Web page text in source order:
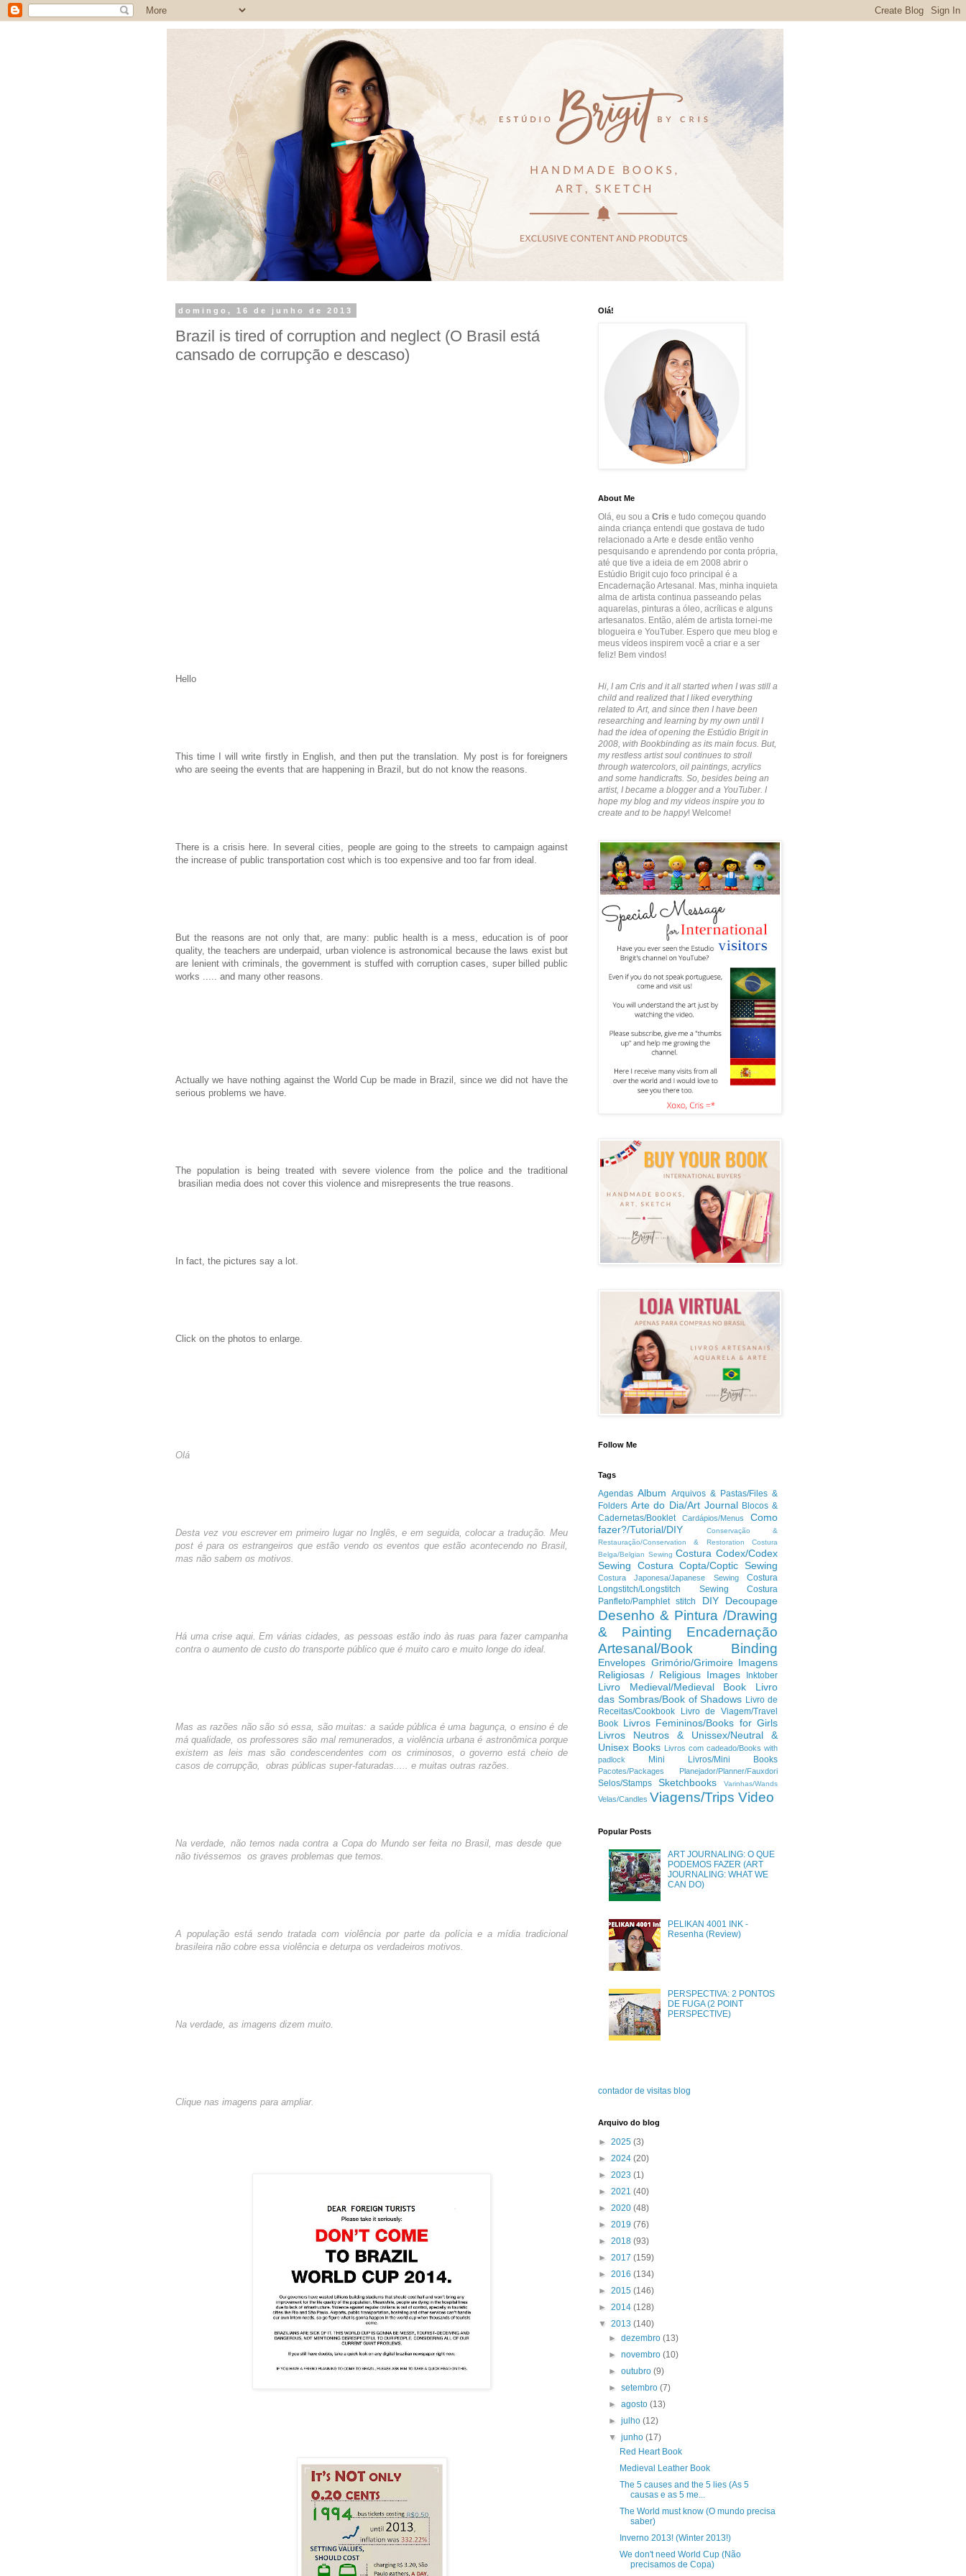
domingo, 16 de junho de 2013
Brazil is tired of corruption and neglect (O Brasil está
cansado de corrupção e descaso)
Hello
This time I will write firstly in English, and then put the translation. My post is for foreigners
who are seeing the events that are happening in Brazil, but do not know the reasons.
There is a crisis here. In several cities, people are going to the streets to campaign against
the increase of public transportation cost which is too expensive and too far from ideal.
But the reasons are not only that, are many: public health is a mess, education is of poor
quality, the teachers are underpaid, urban violence is astronomical because the laws exist but
are lenient with criminals, the government is stuffed with corruption cases, super billed public
works ..... and many other reasons.
Actually we have nothing against the World Cup be made in Brazil, since we did not have the
serious problems we have.
The population is being treated with severe violence from the police and the traditional
brasilian media does not cover this violence and misrepresents the true reasons.
In fact, the pictures say a lot.
Click on the photos to enlarge.
Olá
Desta vez vou escrever em primeiro lugar no Inglês, e em seguida, colocar a tradução. Meu
post é para os estrangeiros que estão vendo os eventos que estão acontecendo no Brasil,
mas não sabem os motivos.
Há uma crise aqui. Em várias cidades, as pessoas estão indo às ruas para fazer campanha
contra o aumento de custo do transporte público que é muito caro e muito longe do ideal.
Mas as razões não são só essa, são muitas: a saúde pública é uma bagunça, o ensino é de
má qualidade, os professores são mal remunerados, a violência urbana é astronômica porque
existem as leis mas são condescendentes com os criminosos, o governo está cheio de
casos de corrupção, obras públicas super-faturadas ..... e muitas outras razões.
Na verdade, não temos nada contra a Copa do Mundo ser feita no Brasil, mas desde que
não tivéssemos os graves problemas que temos.
A população está sendo tratada com violência por parte da polícia e a mídia tradicional
brasileira não cobre essa violência e deturpa os verdadeiros motivos.
Na verdade, as imagens dizem muito.
Clique nas imagens para ampliar.
Olá!
About Me
Olá, eu sou a Cris e tudo começou quando
ainda criança entendi que gostava de tudo
relacionado a Arte e desde então venho
pesquisando e aprendendo por conta própria,
até que tive a ideia de em 2008 abrir o
Estúdio Brigit cujo foco principal é a
Encadernação Artesanal. Mas, minha inquieta
alma de artista continua passeando pelas
aquarelas, pinturas a óleo, acrílicas e alguns
artesanatos. Então, além de artista tornei-me
blogueira e YouTuber. Espero que meu blog e
meus vídeos inspirem você a criar e a ser
feliz! Bem vindos!
Hi, I am Cris and it all started when I was still a
child and realized that I liked everything
related to Art, and since then I have been
researching and learning by my own until I
had the idea of opening the Estúdio Brigit in
2008, with Bookbinding as its main focus. But,
my restless artist soul continues to stroll
through watercolors, oil paintings, acrylics
and some handicrafts. So, besides being an
artist, I became a blogger and a YouTuber. I
hope my blog and my videos inspire you to
create and to be happy! Welcome!
Follow Me
Tags
Agendas Album Arquivos & Pastas/Files &
Folders Arte do Dia/Art Journal Blocos &
Cadernetas/Booklet
Cardápios/Menus
Como
fazer?/Tutorial/DIY
Conservação &
Restauração/Conservation & Restoration
Costura
Belga/Belgian Sewing Costura Codex/Codex
Sewing
Costura Copta/Coptic Sewing
Costura Japonesa/Japanese Sewing
Costura
Longstitch/Longstitch Sewing
Costura
Panfleto/Pamphlet stitch
DIY Decoupage
Desenho & Pintura /Drawing
& Painting
Encadernação
Artesanal/Book Binding
Envelopes Grimório/Grimoire Imagens
Religiosas / Religious Images
Inktober
Livro Medieval/Medieval Book
Livro
das Sombras/Book of Shadows Livro de
Receitas/Cookbook
Livro de Viagem/Travel
Book Livros Femininos/Books for Girls
Livros Neutros & Unissex/Neutral &
Unisex Books Livros com cadeado/Books with
padlock
Mini Livros/Mini Books
Pacotes/Packages Planejador/Planner/Fauxdori
Selos/Stamps Sketchbooks Varinhas/Wands
Velas/Candles Viagens/Trips Video
Popular Posts
ART JOURNALING: O QUE
PODEMOS FAZER (ART
JOURNALING: WHAT WE
CAN DO)
PELIKAN 4001 INK -
Resenha (Review)
PERSPECTIVA: 2 PONTOS
DE FUGA (2 POINT
PERSPECTIVE)
contador de visitas blog
Arquivo do blog
► 2025 (3)
► 2024 (20)
► 2023 (1)
► 2021 (40)
► 2020 (48)
► 2019 (76)
► 2018 (93)
► 2017 (159)
► 2016 (134)
► 2015 (146)
► 2014 (128)
▼ 2013 (140)
►dezembro(13)
►novembro(10)
►outubro(9)
►setembro(7)
►agosto(13)
►julho(12)
▼junho(17)
Red Heart Book
Medieval Leather Book
The 5 causes and the 5 lies (As 5
causas e as 5 me...
The World must know (O mundo precisa
saber)
Inverno 2013! (Winter 2013!)
We don't need World Cup (Não
precisamos de Copa)